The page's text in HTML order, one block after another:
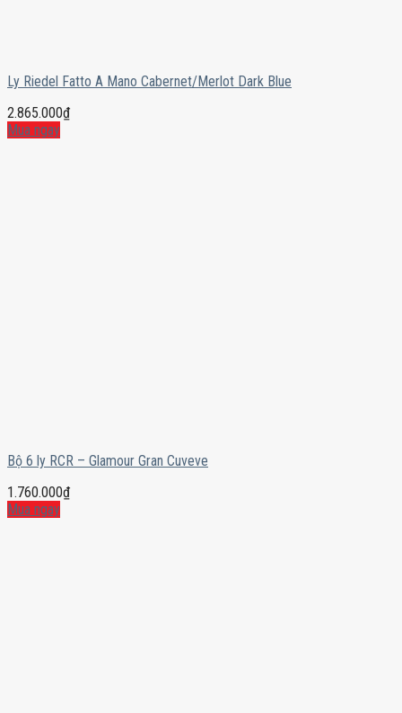
Ly Riedel Fatto A Mano Cabernet/Merlot Dark Blue
2.865.000₫
Mua ngay
Bộ 6 ly RCR – Glamour Gran Cuveve
1.760.000₫
Mua ngay